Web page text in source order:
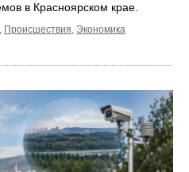
в Красноярском крае.
, Происшествия, Экономика